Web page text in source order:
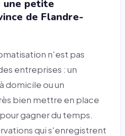
petite
de Flandre-
n'est pas
entreprises : un
domicile ou un
bien mettre en place
gagner du temps.
qui s'enregistrent